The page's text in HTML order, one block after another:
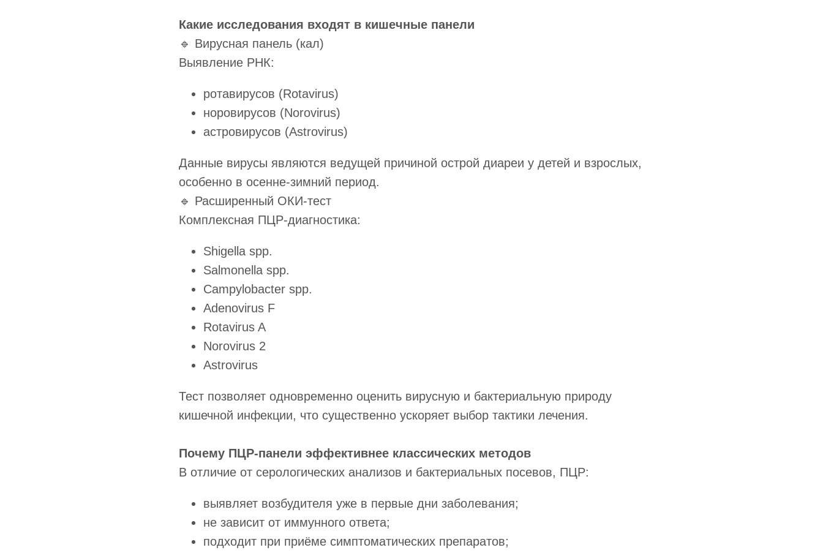
Какие исследования входят в кишечные панели
🔹 Вирусная панель (кал)
Выявление РНК:
ротавирусов (Rotavirus)
норовирусов (Norovirus)
астровирусов (Astrovirus)
Данные вирусы являются ведущей причиной острой диареи у детей и взрослых,
особенно в осенне-зимний период.
🔹 Расширенный ОКИ-тест
Комплексная ПЦР-диагностика:
Shigella spp.
Salmonella spp.
Campylobacter spp.
Adenovirus F
Rotavirus A
Norovirus 2
Astrovirus
Тест позволяет одновременно оценить вирусную и бактериальную природу
кишечной инфекции, что существенно ускоряет выбор тактики лечения.
Почему ПЦР-панели эффективнее классических методов
В отличие от серологических анализов и бактериальных посевов, ПЦР:
выявляет возбудителя уже в первые дни заболевания;
не зависит от иммунного ответа;
подходит при приёме симптоматических препаратов;